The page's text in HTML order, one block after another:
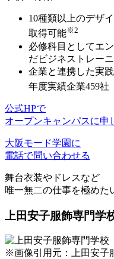
10種類以上のデザ
取得可能※2
必修科目としてエ
だビジネストレー
企業と連携した実
年度実績企業459社
公式HPで
オープンキャンパスに申
大阪モード学園に
電話で問い合わせる
舞台衣装やドレスなど
唯一無二の仕事を極めた
上田安子服飾専門学
※画像引用元：上田安子